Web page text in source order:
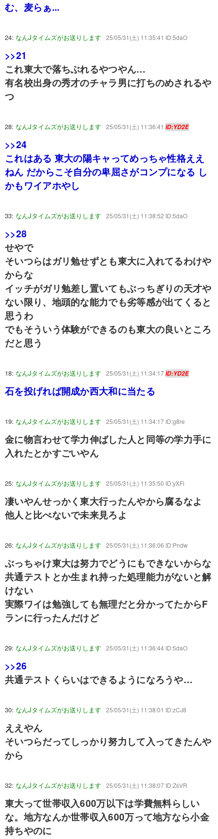
む、麦らぁ...
24: なんJタイムズがお送りします 25/05/31(土) 11:35:41 ID:5daO
>>21
これ東大で落ちぶれるやつやん…
有名校出身の秀才のチャラ男に打ちのめされるや
つ
28: なんJタイムズがお送りします 25/05/31(土) 11:36:41 ID:YD2E
>>24
これはある 東大の陽キャってめっちゃ性格ええ
ねん だからこそ自分の卑屈さがコンプになる し
かもワイアホやし
33: なんJタイムズがお送りします 25/05/31(土) 11:38:52 ID:5daO
>>28
せやで
そいつらはガリ勉せずとも東大に入れてるわけや
からな
イッチがガリ勉差し置いてもぶっちぎりの天才や
ない限り、地頭的な能力でも劣等感が出てくると
思うわ
でもそういう体験ができるのも東大の良いところ
だと思う
18: なんJタイムズがお送りします 25/05/31(土) 11:34:17ID:YD2E
石を投げれば開成か西大和に当たる
19: なんJタイムズがお送りします 25/05/31(土) 11:34:17 ID:g8re
金に物言わせて学力伸ばした人と同等の学力手に
入れたとかすごいやん
25: なんJタイムズがお送りします 25/05/31(土) 11:35:50 ID:yXFi
凄いやんせっかく東大行ったんやから腐るなよ
他人と比べないで未来見ろよ
26: なんJタイムズがお送りします 25/05/31(土) 11:36:06 ID:Pndw
ぶっちゃけ東大は努力でどうにもできないからな
共通テストとか生まれ持った処理能力がないと解
けない
実際ワイは勉強しても無理だと分かってたからF
ランに行ったんだけど
29: なんJタイムズがお送りします 25/05/31(土) 11:36:44 ID:5daO
>>26
共通テストくらいはできるようになろうや…
30: なんJタイムズがお送りします 25/05/31(土) 11:38:01 ID:zCJ8
ええやん
そいつらだってしっかり努力して入ってきたんや
から
32: なんJタイムズがお送りします 25/05/31(土) 11:38:07 ID:ZsVR
東大って世帯収入600万以下は学費無料らしい
な。地方なんか世帯収入600万って地方なら小金
持ちやのに